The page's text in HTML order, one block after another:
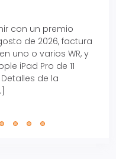
con un premio
de 2026, factura
uno o varios WR, y
iPad Pro de 11
de la